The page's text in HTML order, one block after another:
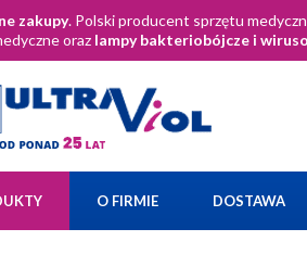
zakupy. Polski producent sprzętu
oraz lampy bakteriobójcze i
O FIRMIE DOSTAWA